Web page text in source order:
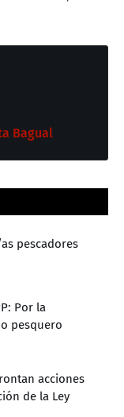
Bagual
pescadores
Por la
pesquero
acciones
de la Ley